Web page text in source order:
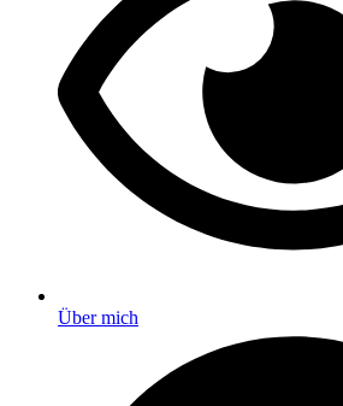
Über mich